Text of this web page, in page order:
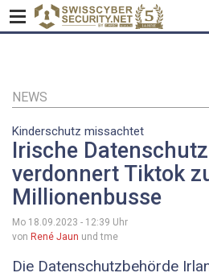
Inhalt
NEWS
Kinderschutz missachtet
Irische
verdonnert Tiktok
Millionenbusse
Mo 18.09.2023 - 12:39 Uhr
von René Jaun und tme
Die Datenschutzbehörde